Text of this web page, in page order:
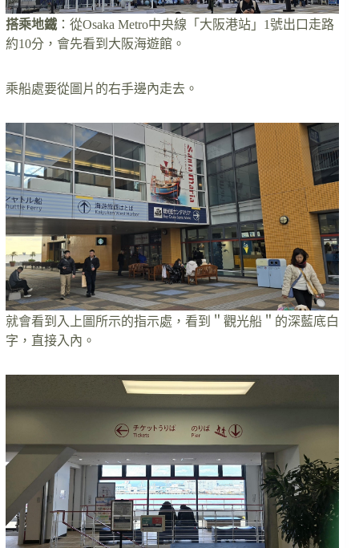
搭乘地鐵 ：從Osaka Metro中央線「大阪港站」1號出口走路
約10分，會先看到大阪海遊館。
乘船處要從圖片的右手邊內走去。
就會看到入上圖所示的指示處，看到＂觀光船＂的深藍底白
字，直接入內。